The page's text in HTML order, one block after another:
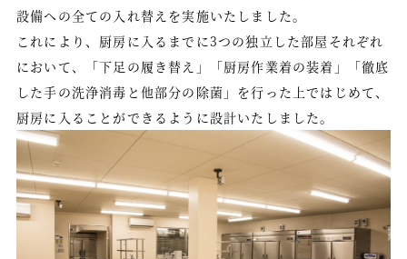
設備への全ての入れ替えを実施いたしました。
これにより、厨房に入るまでに3つの独立した部屋それぞれ
において、「下足の履き替え」「厨房作業着の装着」「徹底
した手の洗浄消毒と他部分の除菌」を行った上ではじめて、
厨房に入ることができるように設計いたしました。